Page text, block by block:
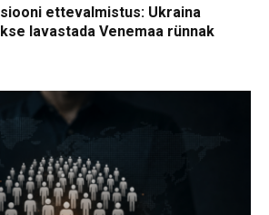
ettevalmistus: Ukraina
lavastada Venemaa rünnak